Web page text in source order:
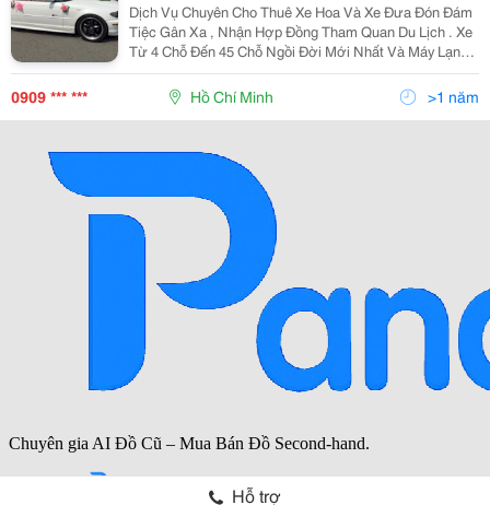
Dịch Vụ Chuyên Cho Thuê Xe Hoa Và Xe Đưa Đón Đám
Tiệc Gân Xa , Nhận Hợp Đồng Tham Quan Du Lịch . Xe
Từ 4 Chỗ Đến 45 Chỗ Ngồi Đời Mới Nhất Và Máy Lạnh .
Vv..... Đê Biết Thêm Nhiều Hình Thức Khác Xin Vui
Lòng Tell : 0909173458 Gặp A Đức Hoặc 0909682458
0909 *** *** Hồ Chí Minh >1 năm
Hỗ trợ